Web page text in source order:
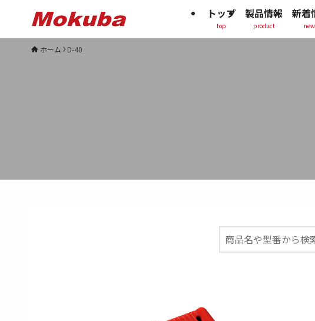
ホーム D-40
トップ
top
製品情報
product
新着